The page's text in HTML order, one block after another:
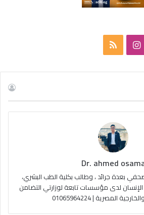
ت
ا
م
ص
ا
ل
م
و
ق
Dr. ahmed
بعدة جرائد ، وطالب بكلية الطب البشري،
لدى مؤسسات تابعة لوزارتي التضامن
المصرية | 01065964224